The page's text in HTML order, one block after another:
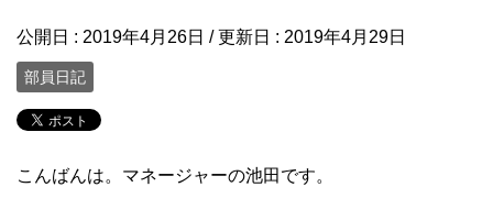
公開日 : 2019年4月26日 / 更新日 : 2019年4月29日
部員日記
こんばんは。マネージャーの池田です。